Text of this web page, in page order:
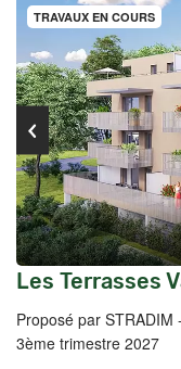
TRAVAUX EN COURS
Les Terrasses
Proposé par STRADIM -
3ème trimestre 2027